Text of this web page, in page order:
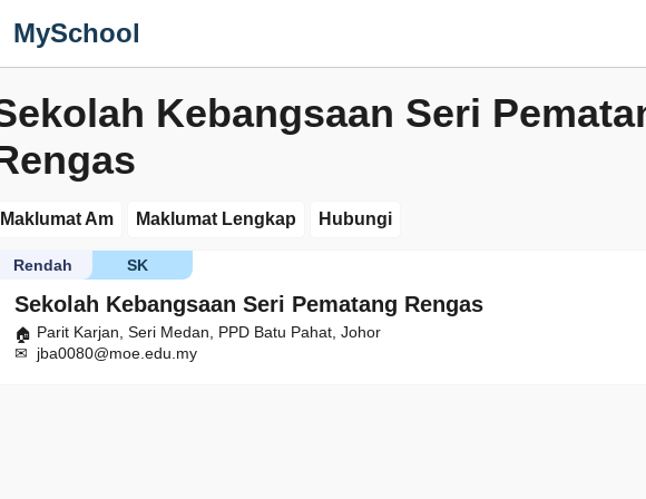
MySchool
Kebangsaan Seri
Maklumat Am Maklumat Lengkap Hubungi
Sekolah Kebangsaan Seri Pematang Rengas
SK
Rendah
Parit Karjan, Seri Medan, PPD Batu Pahat, Johor
jba0080@moe.edu.my